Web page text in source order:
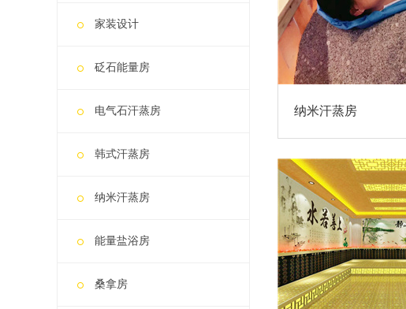
家装设计
砭石能量房
电气石汗蒸房
韩式汗蒸房
纳米汗蒸房
能量盐浴房
桑拿房
纳米汗蒸房